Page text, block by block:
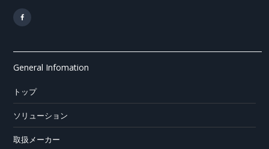
General Infomation
トップ
ソリューション
取扱メーカー